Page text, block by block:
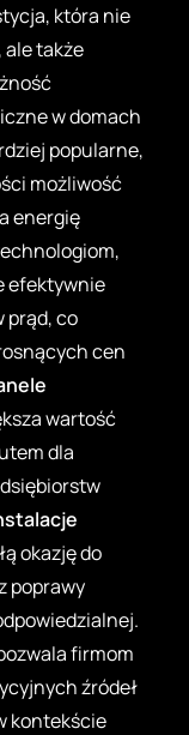
która nie
także
w domach
popularne,
możliwość
energię
efektywnie
prąd, co
cen
wartość
dla
okazję do
poprawy
firmom
źródeł
kontekście